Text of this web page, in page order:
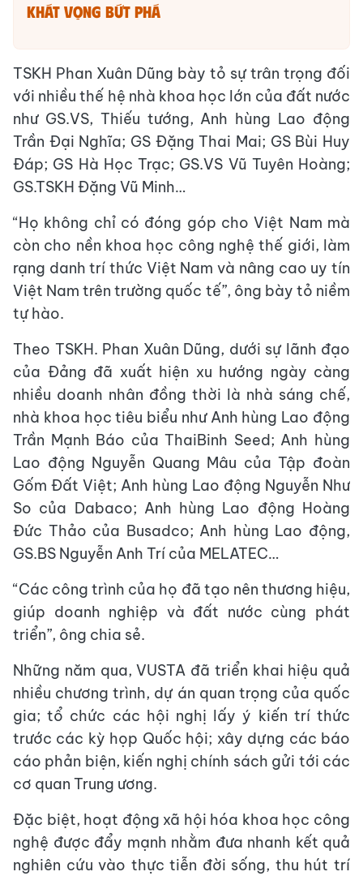
khát vọng bứt phá
TSKH Phan Xuân Dũng bày tỏ sự trân trọng đối
với nhiều thế hệ nhà khoa học lớn của đất nước
như GS.VS, Thiếu tướng, Anh hùng Lao động
Trần Đại Nghĩa; GS Đặng Thai Mai; GS Bùi Huy
Đáp; GS Hà Học Trạc; GS.VS Vũ Tuyên Hoàng;
GS.TSKH Đặng Vũ Minh…
“Họ không chỉ có đóng góp cho Việt Nam mà
còn cho nền khoa học công nghệ thế giới, làm
rạng danh trí thức Việt Nam và nâng cao uy tín
Việt Nam trên trường quốc tế”, ông bày tỏ niềm
tự hào.
Theo TSKH. Phan Xuân Dũng, dưới sự lãnh đạo
của Đảng đã xuất hiện xu hướng ngày càng
nhiều doanh nhân đồng thời là nhà sáng chế,
nhà khoa học tiêu biểu như Anh hùng Lao động
Trần Mạnh Báo của ThaiBinh Seed; Anh hùng
Lao động Nguyễn Quang Mâu của Tập đoàn
Gốm Đất Việt; Anh hùng Lao động Nguyễn Như
So của Dabaco; Anh hùng Lao động Hoàng
Đức Thảo của Busadco; Anh hùng Lao động,
GS.BS Nguyễn Anh Trí của MELATEC…
“Các công trình của họ đã tạo nên thương hiệu,
giúp doanh nghiệp và đất nước cùng phát
triển”, ông chia sẻ.
Những năm qua, VUSTA đã triển khai hiệu quả
nhiều chương trình, dự án quan trọng của quốc
gia; tổ chức các hội nghị lấy ý kiến trí thức
trước các kỳ họp Quốc hội; xây dựng các báo
cáo phản biện, kiến nghị chính sách gửi tới các
cơ quan Trung ương.
Đặc biệt, hoạt động xã hội hóa khoa học công
nghệ được đẩy mạnh nhằm đưa nhanh kết quả
nghiên cứu vào thực tiễn đời sống, thu hút trí